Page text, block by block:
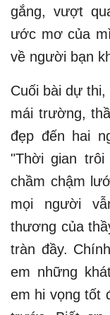
gắng, vượt
ước mơ của
về người bạn
Cuối bài dự
mái trường,
đẹp đến hai
"Thời gian
chầm chậm
mọi người
thương của
tràn đầy.
em những
em hi vọng tốt